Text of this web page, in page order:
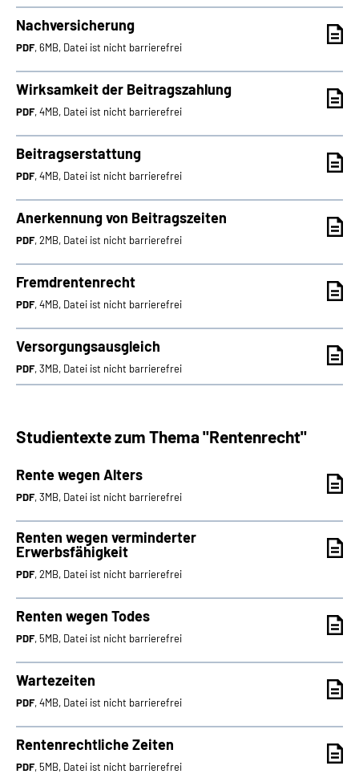
Nachversicherung
PDF, 6MB, Datei ist nicht barrierefrei
Wirksamkeit der Beitragszahlung
PDF, 4MB, Datei ist nicht barrierefrei
Beitragserstattung
PDF, 4MB, Datei ist nicht barrierefrei
Anerkennung von Beitragszeiten
PDF, 2MB, Datei ist nicht barrierefrei
Fremdrentenrecht
PDF, 4MB, Datei ist nicht barrierefrei
Versorgungsausgleich
PDF, 3MB, Datei ist nicht barrierefrei
Studientexte zum Thema "Rentenrecht"
Rente wegen Alters
PDF, 3MB, Datei ist nicht barrierefrei
Renten wegen verminderter
Erwerbsfähigkeit
PDF, 2MB, Datei ist nicht barrierefrei
Renten wegen Todes
PDF, 5MB, Datei ist nicht barrierefrei
Wartezeiten
PDF, 4MB, Datei ist nicht barrierefrei
Rentenrechtliche Zeiten
PDF, 5MB, Datei ist nicht barrierefrei